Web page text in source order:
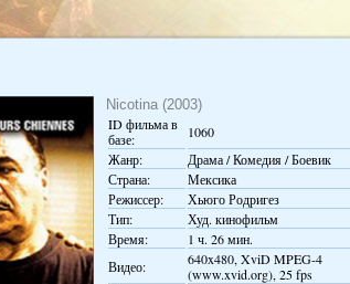
Nicotina (2003)
ID фильма в
базе:
1060
Жанр:
Драма / Комедия / Боевик
Страна:
Мексика
Режиссер:
Хьюго Родригез
Тип:
Худ. кинофильм
Время:
1 ч. 26 мин.
Видео:
640x480, XviD MPEG-4
(www.xvid.org), 25 fps